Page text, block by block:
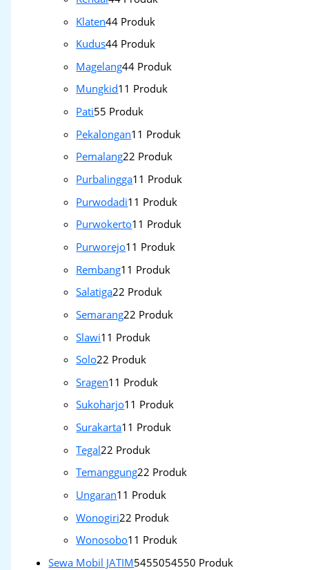
Klaten44 Produk
Kudus44 Produk
Magelang44 Produk
Mungkid1 1 Produk
Pati55 Produk
Pekalongan1 1 Produk
Pemalang22 Produk
Purbalingga1 1 Produk
Purwodadi1 1 Produk
Purwokerto1 1 Produk
Purworejo1 1 Produk
Rembang1 1 Produk
Salatiga22 Produk
Semarang22 Produk
Slawi1 1 Produk
Solo22 Produk
Sragen1 1 Produk
Sukoharjo1 1 Produk
Surakarta1 1 Produk
Tegal22 Produk
Temanggung22 Produk
Ungaran1 1 Produk
Wonogiri22 Produk
Wonosobo1 1 Produk
Sewa Mobil JATIM5455054550 Produk